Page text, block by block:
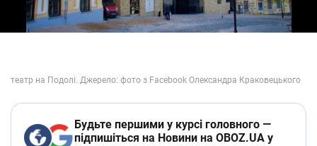
Будьте першими у курсі головного —
підпишіться на Новини на OBOZ.UA у